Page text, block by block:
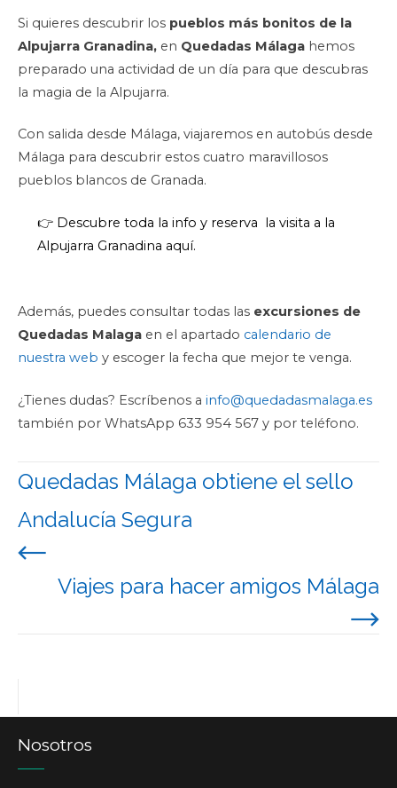
Si quieres descubrir los pueblos más bonitos de la
Alpujarra Granadina, en Quedadas Málaga hemos
preparado una actividad de un día para que descubras
la magia de la Alpujarra.
Con salida desde Málaga, viajaremos en autobús desde
Málaga para descubrir estos cuatro maravillosos
pueblos blancos de Granada.
👉 Descubre toda la info y reserva la visita a la
Alpujarra Granadina aquí.
Además, puedes consultar todas las excursiones de
Quedadas Malaga en el apartado calendario de
nuestra web y escoger la fecha que mejor te venga.
¿Tienes dudas? Escríbenos a info@quedadasmalaga.es
también por WhatsApp 633 954 567 y por teléfono.
Navegación
de
entradas
Quedadas Málaga obtiene el sello
Andalucía Segura
Viajes para hacer amigos Málaga
Nosotros